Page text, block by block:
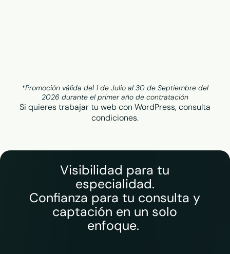
*Promoción válida del 1 de Julio al 30 de Septiembre del
2026 durante el primer año de contratación
Si quieres trabajar tu web con WordPress, consulta
condiciones.
Visibilidad para tu
especialidad.
Confianza para tu consulta y
captación en un solo
enfoque.